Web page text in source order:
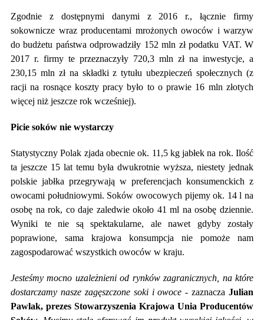
Zgodnie z dostępnymi danymi z 2016 r., łącznie firmy
sokownicze wraz producentami mrożonych owoców i warzyw
do budżetu państwa odprowadziły 152 mln zł podatku VAT. W
2017 r. firmy te przeznaczyły 720,3 mln zł na inwestycje, a
230,15 mln zł na składki z tytułu ubezpieczeń społecznych (z
racji na rosnące koszty pracy było to o prawie 16 mln złotych
więcej niż jeszcze rok wcześniej).
Picie soków nie wystarczy
Statystyczny Polak zjada obecnie ok. 11,5 kg jabłek na rok. Ilość
ta jeszcze 15 lat temu była dwukrotnie wyższa, niestety jednak
polskie jabłka przegrywają w preferencjach konsumenckich z
owocami południowymi. Soków owocowych pijemy ok. 14 l na
osobę na rok, co daje zaledwie około 41 ml na osobę dziennie.
Wyniki te nie są spektakularne, ale nawet gdyby zostały
poprawione, sama krajowa konsumpcja nie pomoże nam
zagospodarować wszystkich owoców w kraju.
Jesteśmy mocno uzależnieni od rynków zagranicznych, na które
dostarczamy nasze zagęszczone soki i owoce -zaznacza Julian
Pawlak, prezes Stowarzyszenia Krajowa Unia Producentów